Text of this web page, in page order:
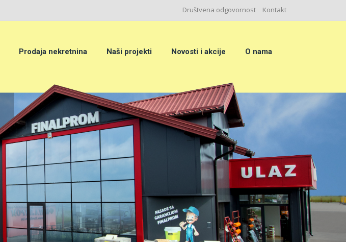
Društvena odgovornost Kontakt
Prodaja nekretnina Naši projekti Novosti i akcije O nama